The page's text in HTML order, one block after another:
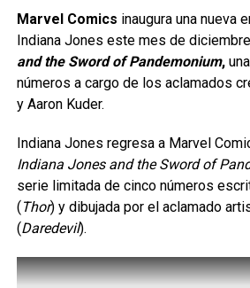
Los fans podrán disfrutar de
Sonic, niveles y momentos especiales
mucho caos por todas partes!
detalles sobre SONIC PICO PARK.
rival para presionarlo de manera
cometer errores. Su estilo de
Eskrima
, un arte marcial filipino, e
un
, además de una gran
rápidos y múltiples opciones para
Marvel Comics inaugura una nueva
Indiana Jones este mes de
and the Sword of Pandemonium,
números a cargo de los aclamados
y Aaron Kuder.
Indiana Jones regresa a Marvel
Indiana Jones and the Sword of
serie limitada de cinco números
(Thor) y dibujada por el aclamado
(Daredevil).